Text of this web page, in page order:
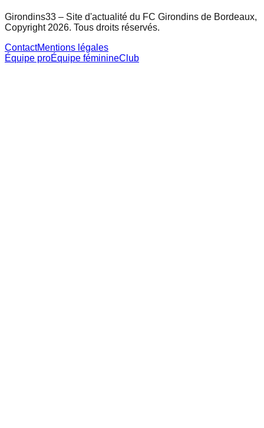
Girondins33 – Site d'actualité du FC Girondins de Bordeaux,
Copyright 2026. Tous droits réservés.
ContactMentions légales
Équipe proÉquipe féminineClub